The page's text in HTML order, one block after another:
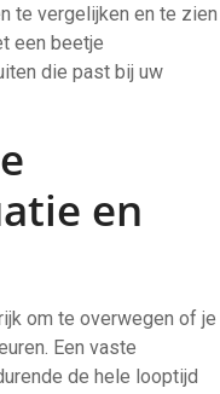
te vergelijken en te zien
een beetje
die past bij uw
en
om te overwegen of je
Een vaste
de hele looptijd